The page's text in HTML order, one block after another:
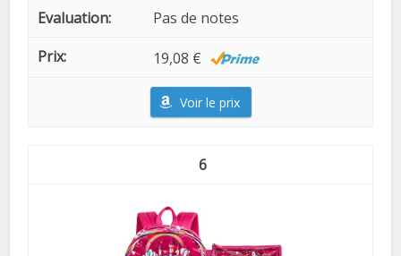
Pas de notes
19,08 €
Voir le prix
6